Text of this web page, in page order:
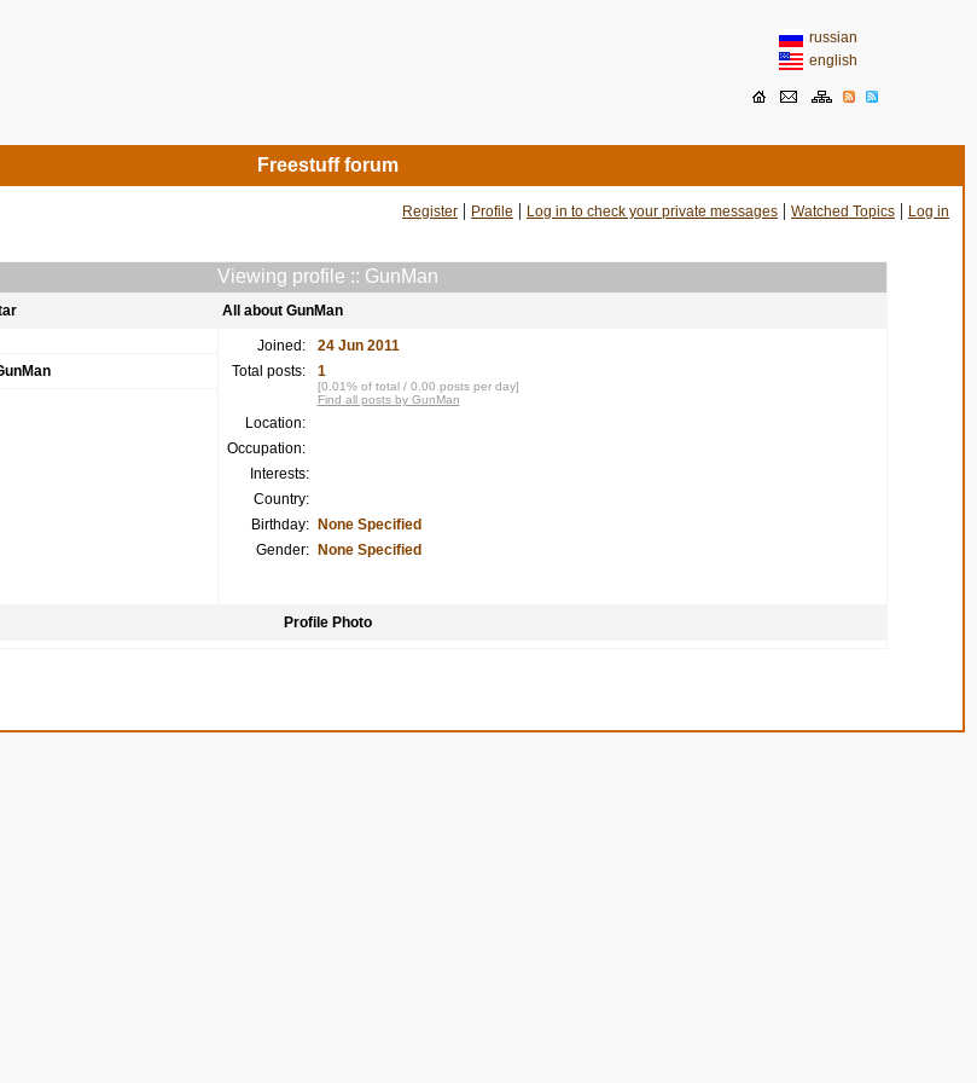
russian
english
Freestuff forum
Register | Profile | Log in to check your private messages | Watched Topics | Log in
Viewing profile :: GunMan
All about GunMan
Joined:
24 Jun 2011
Total posts:
1
[0.01% of total / 0.00 posts per day]
Find all posts by GunMan
Location:
Occupation:
Interests:
Country:
Birthday:
None Specified
Gender:
None Specified
Profile Photo